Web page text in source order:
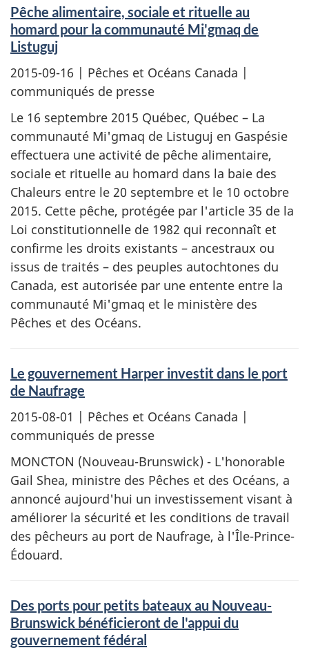
Pêche alimentaire, sociale et rituelle au
homard pour la communauté Mi'gmaq de
Listuguj
2015-09-16 | Pêches et Océans Canada |
communiqués de presse
Le 16 septembre 2015 Québec, Québec – La
communauté Mi'gmaq de Listuguj en Gaspésie
effectuera une activité de pêche alimentaire,
sociale et rituelle au homard dans la baie des
Chaleurs entre le 20 septembre et le 10 octobre
2015. Cette pêche, protégée par l'article 35 de la
Loi constitutionnelle de 1982 qui reconnaît et
confirme les droits existants – ancestraux ou
issus de traités – des peuples autochtones du
Canada, est autorisée par une entente entre la
communauté Mi'gmaq et le ministère des
Pêches et des Océans.
Le gouvernement Harper investit dans le port
de Naufrage
2015-08-01 | Pêches et Océans Canada |
communiqués de presse
MONCTON (Nouveau-Brunswick) - L'honorable
Gail Shea, ministre des Pêches et des Océans, a
annoncé aujourd'hui un investissement visant à
améliorer la sécurité et les conditions de travail
des pêcheurs au port de Naufrage, à l'Île-Prince-
Édouard.
Des ports pour petits bateaux au Nouveau-
Brunswick bénéficieront de l'appui du
gouvernement fédéral